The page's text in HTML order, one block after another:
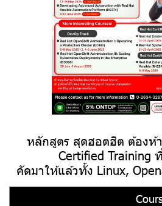
หลักสูตร สุดฮอตฮิต ต้องห้
Certified Training
คัดมาให้แล้วทั้ง Linux,